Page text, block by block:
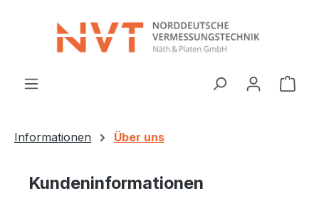
Informationen Über uns
Kundeninformationen